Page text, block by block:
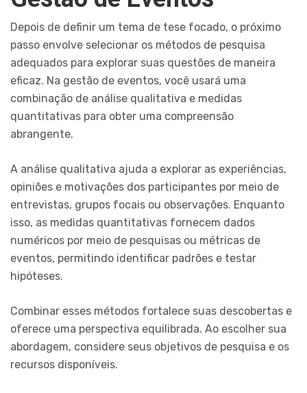
Depois de definir um tema de tese focado, o próximo
passo envolve selecionar os métodos de pesquisa
adequados para explorar suas questões de maneira
eficaz. Na gestão de eventos, você usará uma
combinação de análise qualitativa e medidas
quantitativas para obter uma compreensão
abrangente.
A análise qualitativa ajuda a explorar as experiências,
opiniões e motivações dos participantes por meio de
entrevistas, grupos focais ou observações. Enquanto
isso, as medidas quantitativas fornecem dados
numéricos por meio de pesquisas ou métricas de
eventos, permitindo identificar padrões e testar
hipóteses.
Combinar esses métodos fortalece suas descobertas e
oferece uma perspectiva equilibrada. Ao escolher sua
abordagem, considere seus objetivos de pesquisa e os
recursos disponíveis.